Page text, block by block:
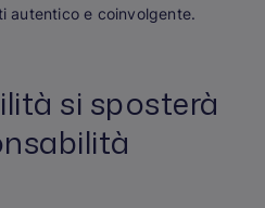
autentico e coinvolgente.
si sposterà